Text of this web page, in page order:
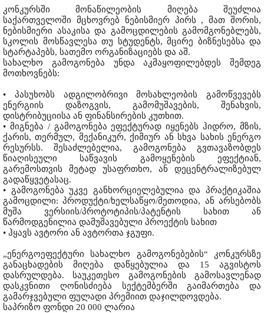
კონკურსში მონაწილეობის მიღება შეუძლია
საქართველოში მცხოვრებ ნებისმიერ პირს , მათ შორის,
ნებისმიერი ასაკისა და გამოცდილების გამომგონებლებს,
სკოლის მოსწავლესა თუ სტუდენტს, მცირე ბიზნესებსა და
სტარტაპებს, სათემო ორგანიზაციებს და აშ.
სახალხო გამოგონება უნდა აკმაყოფილებდეს შემდეგ
მოთხოვნებს:
• პასუხობს ადგილობრივი მოსახლეობის გამოწვევებს
ენერგიის დაზოგვის, გამომუშავების, შენახვის,
დისტრიბუციისა ან ფინანსირების კუთხით.
• მიგნება / გამოგონება ეფექტურად იყენებს ჰიდრო, მზის,
ქარის, თერმულ, მექანიკურ, ქიმიურ ან სხვა სახის ენერგო
რესურსს. შესაძლებელია, გამოგონება გვთავაზობდეს
წიაღისეული საწვავის გამოყენების ეფექტიან,
გარემოსთვის მეტად უსაფრთხო, ან დეცენტრალიზებულ
გადაწყვეტასაც.
• გამოგონება უკვე განხორციელებულია და პრაქტიკაშია
გამოცდილი: პროდუქტი/ხელსაწყო/მეთოდია, ან არსებობს
მუშა ვერსიის/პროტოტიპის/პატენტის სახით ან
წარმოდგენილია დამუშავებული პროექტის სახით
• ჰყავს ავტორი ან ავტორთა ჯგუფი.
„ენერგოეფექტური სახალხო გამოგონებების“ კონკურსზე
განაცხადების მიღება დაწყებულია და 15 აგვისტოს
დასრულდება. საუკეთესო გამოგონების გამოსავლენად
დასკვნითი ღონისძიება სექტემბერში გაიმართება და
გამარჯვებული ფულადი პრემიით დაჯილდოვდება.
საპრიზო ფონდი 20 000 ლარია